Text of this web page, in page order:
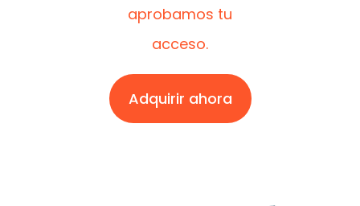
aprobamos tu
acceso.
Adquirir ahora